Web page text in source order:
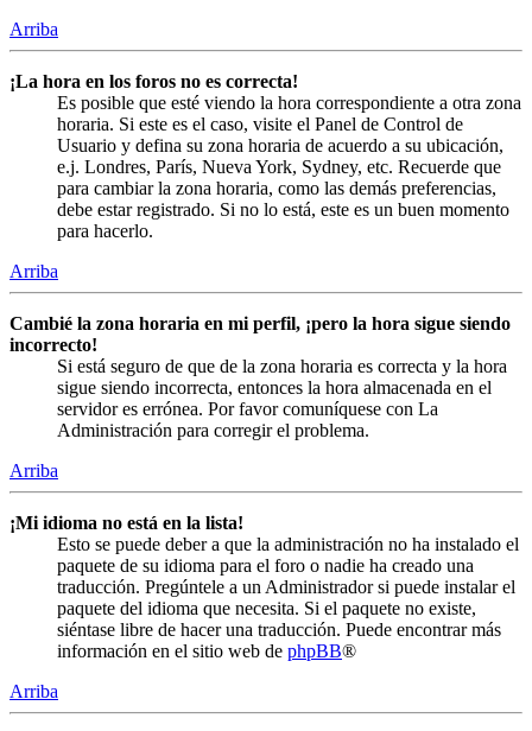
Arriba
¡La hora en los foros no es correcta!
Es posible que esté viendo la hora correspondiente a otra zona
horaria. Si este es el caso, visite el Panel de Control de
Usuario y defina su zona horaria de acuerdo a su ubicación,
e.j. Londres, París, Nueva York, Sydney, etc. Recuerde que
para cambiar la zona horaria, como las demás preferencias,
debe estar registrado. Si no lo está, este es un buen momento
para hacerlo.
Arriba
Cambié la zona horaria en mi perfil, ¡pero la hora sigue siendo
incorrecto!
Si está seguro de que de la zona horaria es correcta y la hora
sigue siendo incorrecta, entonces la hora almacenada en el
servidor es errónea. Por favor comuníquese con La
Administración para corregir el problema.
Arriba
¡Mi idioma no está en la lista!
Esto se puede deber a que la administración no ha instalado el
paquete de su idioma para el foro o nadie ha creado una
traducción. Pregúntele a un Administrador si puede instalar el
paquete del idioma que necesita. Si el paquete no existe,
siéntase libre de hacer una traducción. Puede encontrar más
información en el sitio web de phpBB®
Arriba